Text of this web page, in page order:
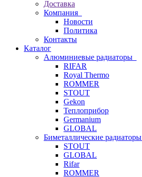
Доставка
Компания
Новости
Политика
Контакты
Каталог
Алюминиевые радиаторы
RIFAR
Royal Thermo
ROMMER
STOUT
Gekon
Теплоприбор
Germanium
GLOBAL
Биметаллические радиаторы
STOUT
GLOBAL
Rifar
ROMMER